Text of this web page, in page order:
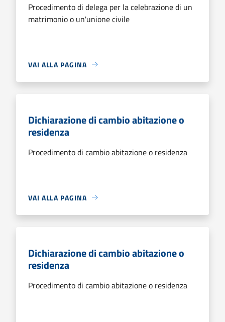
Procedimento di delega per la celebrazione di un
matrimonio o un'unione civile
VAI ALLA PAGINA
Dichiarazione di cambio abitazione o
residenza
Procedimento di cambio abitazione o residenza
VAI ALLA PAGINA
Dichiarazione di cambio abitazione o
residenza
Procedimento di cambio abitazione o residenza